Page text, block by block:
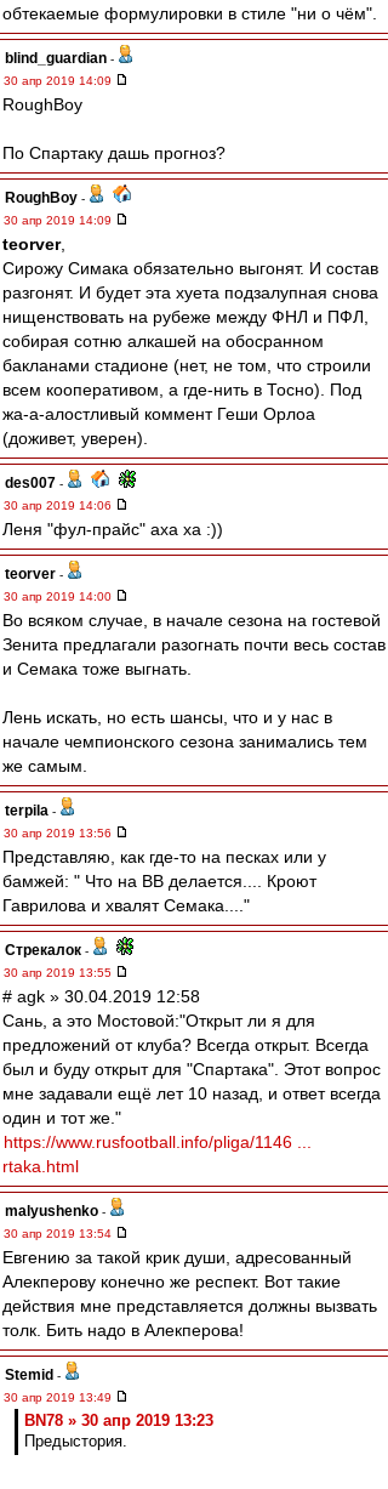
обтекаемые формулировки в стиле "ни о чём".
blind_guardian -
30 апр 2019 14:09
RoughBoy
По Спартаку дашь прогноз?
RoughBoy -
30 апр 2019 14:09
teorver,
Сирожу Симака обязательно выгонят. И состав
разгонят. И будет эта хуета подзалупная снова
нищенствовать на рубеже между ФНЛ и ПФЛ,
собирая сотню алкашей на обосранном
бакланами стадионе (нет, не том, что строили
всем кооперативом, а где-нить в Тосно). Под
жа-а-алостливый коммент Геши Орлоа
(доживет, уверен).
des007 -
30 апр 2019 14:06
Леня "фул-прайс" аха ха :))
teorver -
30 апр 2019 14:00
Во всяком случае, в начале сезона на гостевой
Зенита предлагали разогнать почти весь состав
и Семака тоже выгнать.
Лень искать, но есть шансы, что и у нас в
начале чемпионского сезона занимались тем
же самым.
terpila -
30 апр 2019 13:56
Представляю, как где-то на песках или у
бамжей: " Что на ВВ делается.... Кроют
Гаврилова и хвалят Семака...."
Стрекалок -
30 апр 2019 13:55
# agk » 30.04.2019 12:58
Сань, а это Мостовой:"Открыт ли я для
предложений от клуба? Всегда открыт. Всегда
был и буду открыт для "Спартака". Этот вопрос
мне задавали ещё лет 10 назад, и ответ всегда
один и тот же."
https://www.rusfootball.info/pliga/1146 ...
rtaka.html
malyushenko -
30 апр 2019 13:54
Евгению за такой крик души, адресованный
Алекперову конечно же респект. Вот такие
действия мне представляется должны вызвать
толк. Бить надо в Алекперова!
Stemid -
30 апр 2019 13:49
BN78 » 30 апр 2019 13:23
Предыстория.